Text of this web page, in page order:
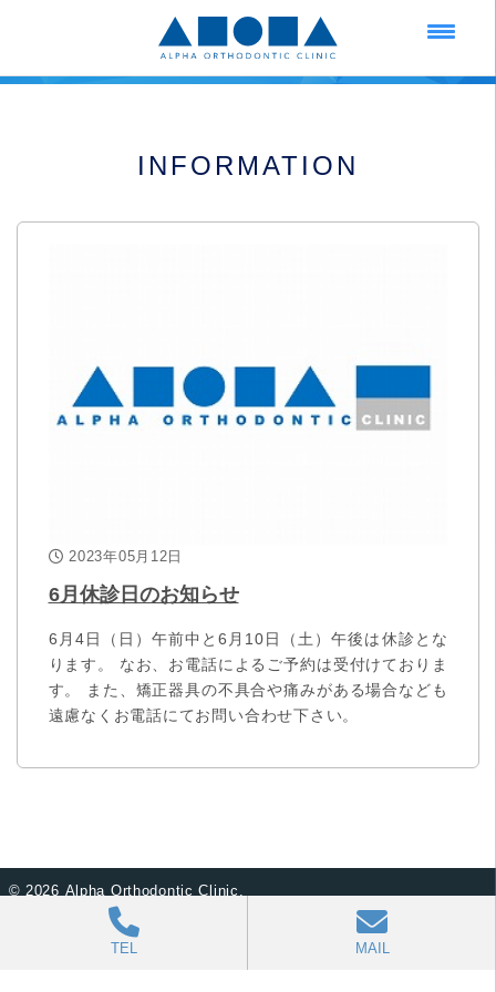
INFORMATION
2023年05月12日
6月休診日のお知らせ
6月4日（日）午前中と6月10日（土）午後は休診とな
ります。 なお、お電話によるご予約は受付けておりま
す。 また、矯正器具の不具合や痛みがある場合なども
遠慮なくお電話にてお問い合わせ下さい。
© 2026 Alpha Orthodontic Clinic.
TEL MAIL